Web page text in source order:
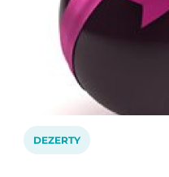
DEZERTY